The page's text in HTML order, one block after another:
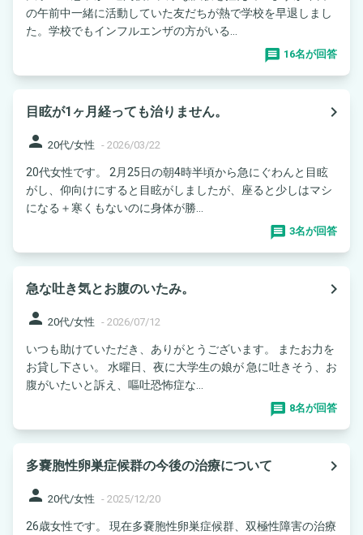
の午前中一緒に活動していた友だちが熱で学校を早退しまし
た。学校でもインフルエンザの方がいる...
16名が回答
目眩が1ヶ月経っても治りません。
navigate_next
person 20代/女性 - 2026/03/22
20代女性です。 2月25日の朝4時半頃から急にぐわんと目眩
がし、仰向けにすると目眩がしましたが、座ると少しはマシ
になる＋寒くもないのに身体が勝...
3名が回答
急な吐き気とお腹のいたみ。
navigate_next
person 20代/女性 - 2026/07/12
いつも助けていただき、ありがとうございます。 またお力を
お貸し下さい。 水曜日、夜に大学生の娘が 急に吐きそう、お
腹がいたいと訴え、嘔吐恐怖症な...
8名が回答
多嚢胞性卵巣症候群の今後の治療について
navigate_next
person 20代/女性 - 2025/12/20
26歳女性です。 現在多嚢胞性卵巣症候群、双極性障害の治療